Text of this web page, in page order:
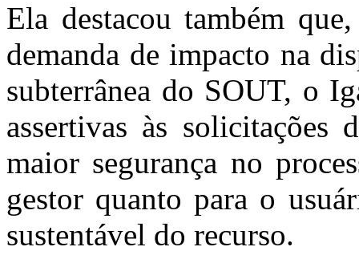
Ela destacou também
demanda de impacto na
subterrânea do SOUT, o
assertivas às solicitações
maior segurança no
gestor quanto para o
sustentável do recurso.